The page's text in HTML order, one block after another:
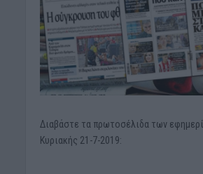
Διαβάστε τα πρωτοσέλιδα των
Κυριακής 21-7-2019: